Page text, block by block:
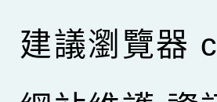
建議瀏覽器